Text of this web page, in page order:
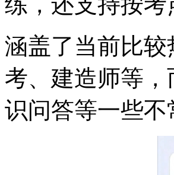
涵盖了当前比
考、建造师等
识问答等一些